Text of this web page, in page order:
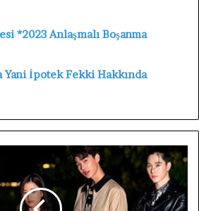
*2023 Anlaşmalı Boşanma
Yani İpotek Fekki Hakkında